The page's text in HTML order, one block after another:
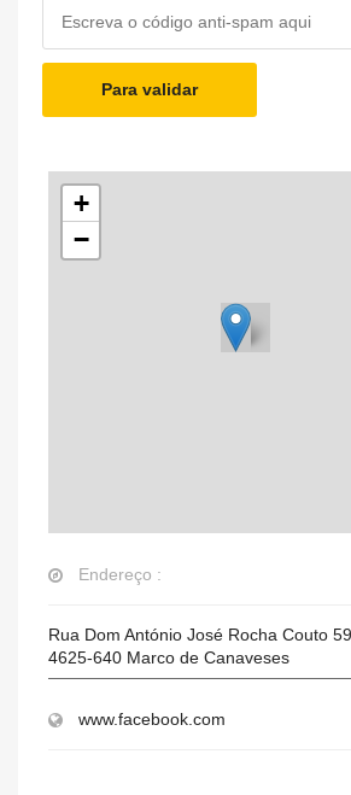
Para validar
+
−
Endereço :
Rua Dom António José Rocha Couto
4625-640 Marco de Canaveses
www.facebook.com